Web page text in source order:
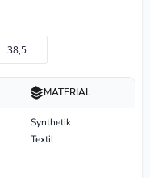
38,5
MATERIAL
Synthetik
Textil